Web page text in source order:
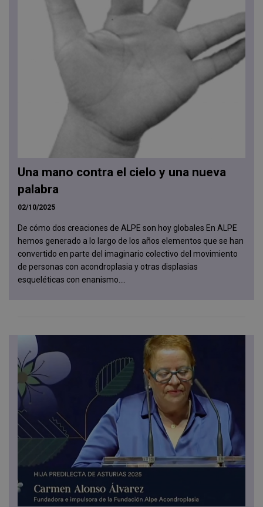
Una mano contra el cielo y una nueva
palabra
02/10/2025
De cómo dos creaciones de ALPE son hoy globales En ALPE
hemos generado a lo largo de los años elementos que se han
convertido en parte del imaginario colectivo del movimiento
de personas con acondroplasia y otras displasias
esqueléticas con enanismo....